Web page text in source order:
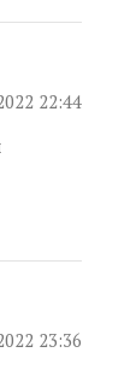
22:44
23:36